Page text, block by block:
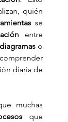
quién
se
diagramas
diaria de
que